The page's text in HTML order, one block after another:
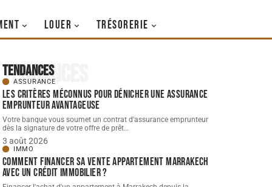
LOUER TRÉSORERIE
Tendances
Tendances
ASSURANCE
Les critères méconnus pour dénicher une assurance
emprunteur avantageuse
Votre banque vous soumet un contrat d'assurance emprunteur
dès la signature de votre offre de prêt…
3 août 2026
IMMO
Comment financer sa vente appartement Marrakech
avec un crédit immobilier ?